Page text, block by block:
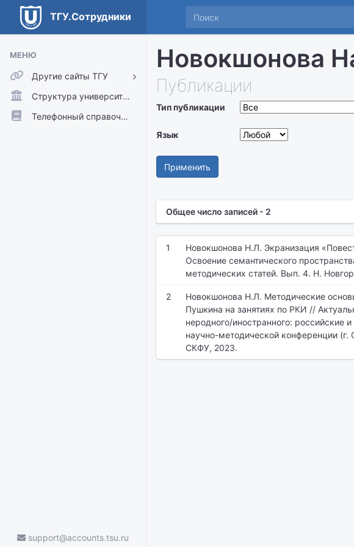
ТГУ.Сотрудники
МЕНЮ
Другие сайты ТГУ
ТГУ.Аккаунты
ТГУ.Расписание
Структура университета
Телефонный справочник
support@accounts.tsu.ru
Новокшонова
Публикации
Тип публикации
Язык
Применить
Общее число записей - 2
1
Новокшонова Н.Л. Экранизация
Освоение семантического
методических статей. Вып. 4. Н.
2
Новокшонова Н.Л. Методические
Пушкина на занятиях по РКИ //
неродного/иностранного:
научно-методической конференции
СКФУ, 2023.